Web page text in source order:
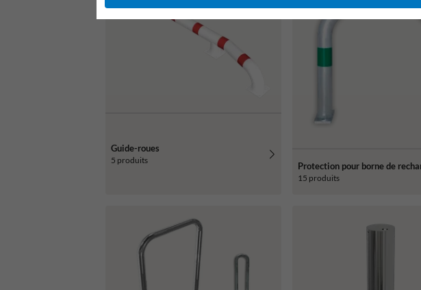
Guide-roues
5 produits
Protection pour borne de
15 produits